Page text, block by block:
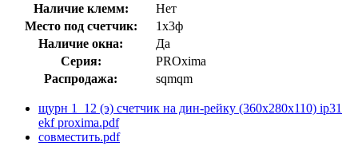
Наличие клемм:
Нет
Место под счетчик:
1х3ф
Наличие окна:
Да
Серия:
PROxima
Распродажа:
sqmqm
щурн 1_12 (э) счетчик на дин-рейку (360х280х110) ip31
ekf proxima.pdf
совместить.pdf